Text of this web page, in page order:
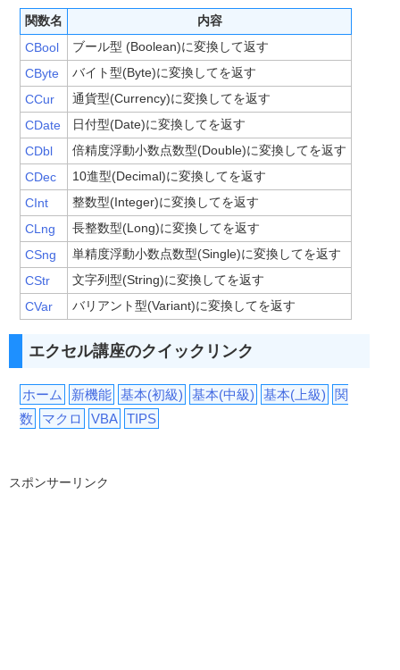
関数名
内容
CBool
ブール型 (Boolean)に変換して返す
CByte
バイト型(Byte)に変換してを返す
CCur
通貨型(Currency)に変換してを返す
CDate
日付型(Date)に変換してを返す
CDbl
倍精度浮動小数点数型(Double)に変換してを返す
CDec
10進型(Decimal)に変換してを返す
CInt
整数型(Integer)に変換してを返す
CLng
長整数型(Long)に変換してを返す
CSng
単精度浮動小数点数型(Single)に変換してを返す
CStr
文字列型(String)に変換してを返す
CVar
バリアント型(Variant)に変換してを返す
エクセル講座のクイックリンク
ホーム 新機能 基本(初級) 基本(中級) 基本(上級)
関
数
マクロ VBA TIPS
スポンサーリンク